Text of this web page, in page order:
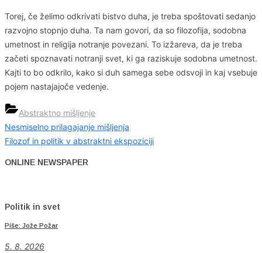
Torej, če želimo odkrivati bistvo duha, je treba spoštovati sedanjo
razvojno stopnjo duha. Ta nam govori, da so filozofija, sodobna
umetnost in religija notranje povezani. To izžareva, da je treba
začeti spoznavati notranji svet, ki ga raziskuje sodobna umetnost.
Kajti to bo odkrilo, kako si duh samega sebe odsvoji in kaj vsebuje
pojem nastajajoče vedenje.
Abstraktno mišljenje
Navigacija
Previous
Post:
Nesmiselno prilagajanje mišljenja
Next
Filozof in politik v abstraktni ekspoziciji
ONLINE NEWSPAPER
Politik in svet
Piše: Jože Požar
5. 8. 2026